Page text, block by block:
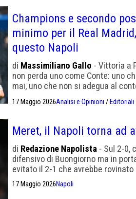
Champions e secondo
minimo per il Real
questo Napoli
di Massimiliano Gallo - Vittoria a
non perda uno come Conte: uno
mai, uno che non si adegua al
17 Maggio 2026Analisi e Opinioni / Editoriali
Meret, il Napoli torna ad
di Redazione Napolista - Sul 2-0,
difensivo di Buongiorno ma in
evitato il 2-1 che avrebbe
17 Maggio 2026Napoli